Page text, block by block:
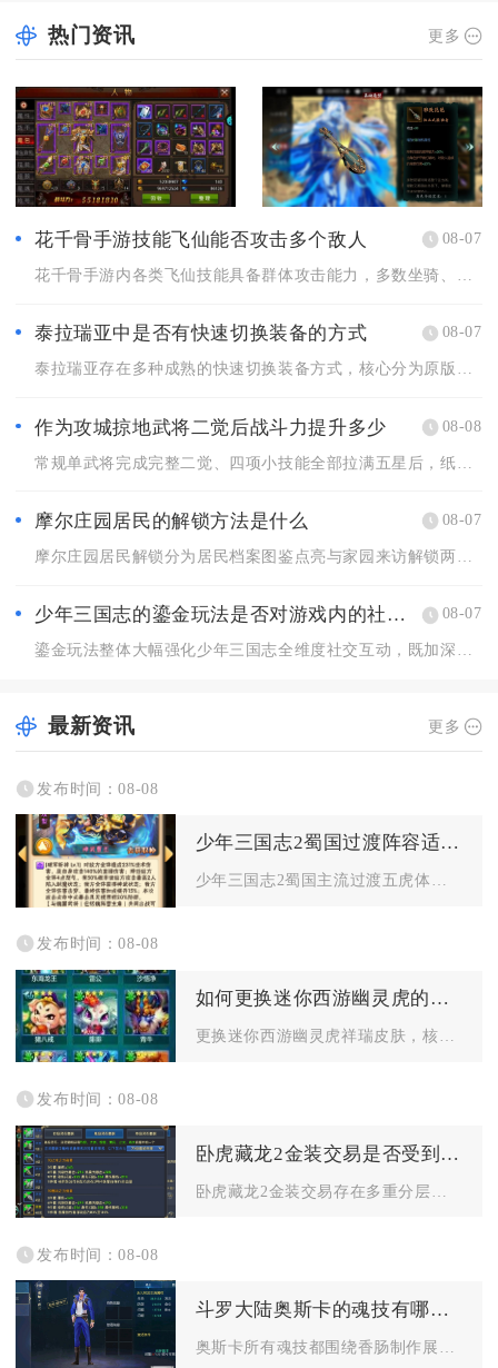
热门资讯 更多
花千骨手游技能飞仙能否攻击多个敌人 08-07
泰拉瑞亚中是否有快速切换装备的方式 08-07
作为攻城掠地武将二觉后战斗力提升多少 08-08
摩尔庄园居民的解锁方法是什么 08-07
少年三国志的鎏金玩法是否对游戏内的社交互动有影响 08-07
鎏金玩法整体大幅强化少年三国志全维度社交互动，既加深军团内部...
最新资讯 更多
发布时间：08-08
少年三国志2蜀国过渡阵容适合哪些平民玩家
少年三国志2蜀国主流过渡五虎体系、红将无金阵容，最适配零氪白...
发布时间：08-08
如何更换迷你西游幽灵虎的祥瑞皮肤
更换迷你西游幽灵虎祥瑞皮肤，核心流程为先解锁祥瑞幻化界面、选...
发布时间：08-08
卧虎藏龙2金装交易是否受到限制
发布时间：08-08
斗罗大陆奥斯卡的魂技有哪些特点